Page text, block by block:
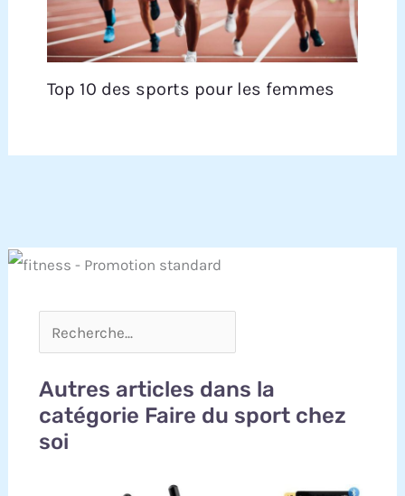
Top 10 des sports pour les femmes
Autres articles dans la
catégorie Faire du sport chez
soi